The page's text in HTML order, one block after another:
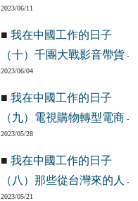
2023/06/11
■ 我在中國工作的日子
（十）千團大戰影音帶貨 -
2023/06/04
■ 我在中國工作的日子
（九）電視購物轉型電商 -
2023/05/28
■ 我在中國工作的日子
（八）那些從台灣來的人
-
2023/05/21